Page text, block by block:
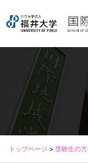
トップページ > 受験生の